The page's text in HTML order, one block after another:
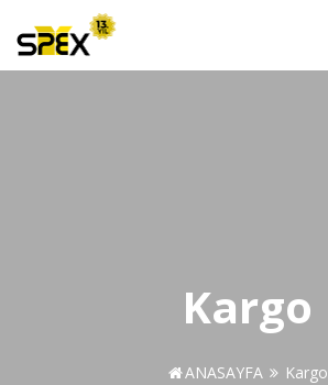
Kargo
ANASAYFA Kargo